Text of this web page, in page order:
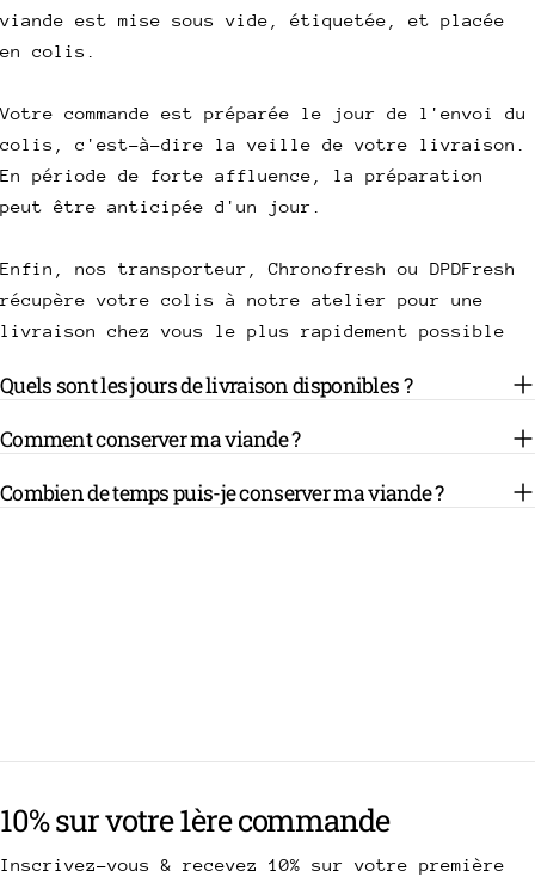
viande est mise sous vide, étiquetée, et placée
en colis.
Votre commande est préparée le jour de l'envoi du
colis, c'est-à-dire la veille de votre livraison.
En période de forte affluence, la préparation
peut être anticipée d'un jour.
Enfin, nos transporteur, Chronofresh ou DPDFresh
récupère votre colis à notre atelier pour une
livraison chez vous le plus rapidement possible
Quels sont les jours de livraison disponibles ?
Comment conserver ma viande ?
Combien de temps puis-je conserver ma viande ?
10% sur votre 1ère commande
Inscrivez-vous & recevez 10% sur votre première